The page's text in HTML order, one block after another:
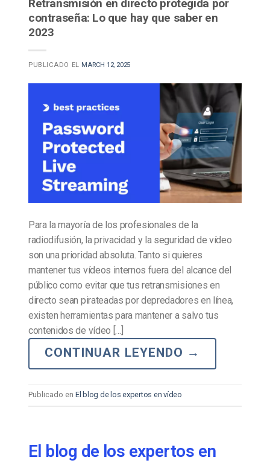
Retransmisión en directo protegida por
contraseña: Lo que hay que saber en
2023
PUBLICADO EL MARCH 12, 2025
Para la mayoría de los profesionales de la
radiodifusión, la privacidad y la seguridad de vídeo
son una prioridad absoluta. Tanto si quieres
mantener tus vídeos internos fuera del alcance del
público como evitar que tus retransmisiones en
directo sean pirateadas por depredadores en línea,
existen herramientas para mantener a salvo tus
contenidos de vídeo […]
CONTINUAR LEYENDO →
Publicado en El blog de los expertos en vídeo
El blog de los expertos en